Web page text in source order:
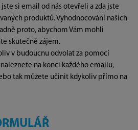
si email od nás otevřeli a zda jste
produktů. Vyhodnocování našich
proto, abychom Vám mohli
skutečně zájem.
v budoucnu odvolat za pomocí
na konci každého emailu,
tak můžete učinit kdykoliv přímo na